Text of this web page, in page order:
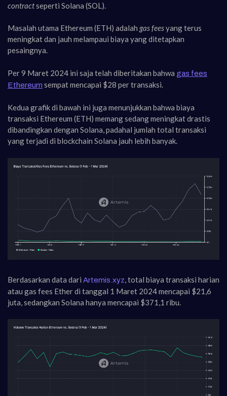
contractseperti Solana (SOL).
Masalah utama Ethereum (ETH) adalah gas feesyang terus
meningkat dan jauh melampaui biaya yang ditetapkan
pesaingnya.
Per 9 Maret 2024 ini saja telah diberitakan bahwa gas fees
Ethereum sempat mencapai $28 per transaksi.
Kedua grafik di bawah ini juga menunjukkan bahwa biaya
transaksi Ethereum (ETH) memang sedang meningkat drastis
dibandingkan dengan Solana, padahal jumlah total transaksi
yang terjadi di blockchain Solana jauh lebih banyak.
Berdasarkan data dari Artemis.xyz , total biaya transaksi harian
atau gas fees Ether di tanggal 1 Maret 2024 mencapai $21,6
juta, sedangkan Solana hanya mencapai $371,1 ribu.